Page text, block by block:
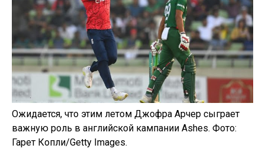
Ожидается, что этим летом Джофра Арчер сыграет
важную роль в английской кампании Ashes. Фото:
Гарет Копли/Getty Images.